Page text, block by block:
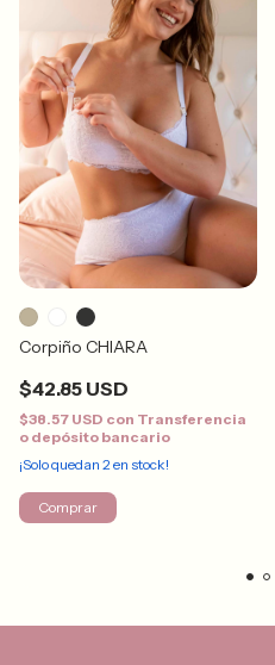
Corpiño CHIARA
$42.85 USD
$38.57 USD con Transferencia
o depósito bancario
¡Solo quedan 2 en stock!
Comprar